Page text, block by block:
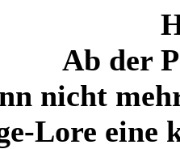
Ab der
nicht
Lore eine